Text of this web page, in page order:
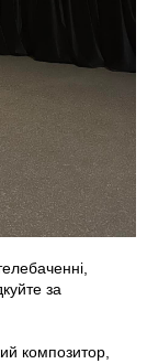
за
композитор,